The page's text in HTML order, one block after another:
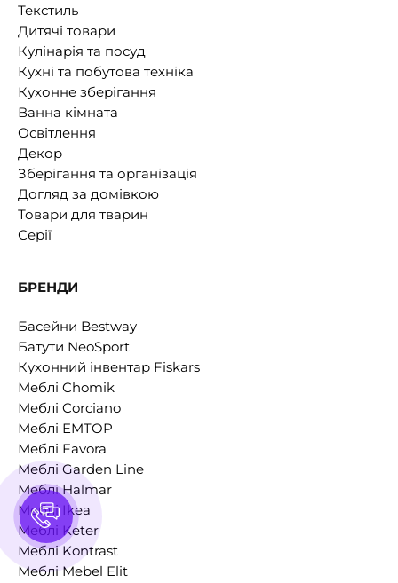
Текстиль
Дитячі товари
Кулінарія та посуд
Кухні та побутова техніка
Кухонне зберігання
Ванна кімната
Освітлення
Декор
Зберігання та організація
Догляд за домівкою
Товари для тварин
Серії
БРЕНДИ
Басейни Bestway
Батути NeoSport
Кухонний інвентар Fiskars
Меблі Chomik
Меблі Corciano
Меблі EMTOP
Меблі Favora
Меблі Garden Line
Меблі Halmar
Меблі Ikea
Меблі Keter
Меблі Kontrast
Меблі Mebel Elit